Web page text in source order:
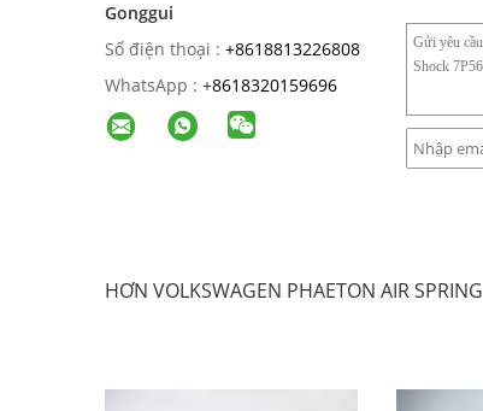
Gonggui
Số điện thoại : +8618813226808
WhatsApp : +8618320159696
HƠN VOLKSWAGEN PHAETON AIR SPRING